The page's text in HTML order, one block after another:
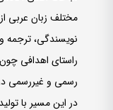
مختلف زبان عربی
نویسندگی، ترجمه
راستای اهدافی چون
رسمی و غیررسمی
در این مسیر با